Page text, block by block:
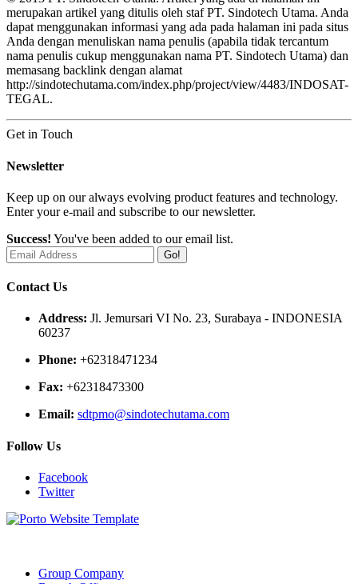
merupakan artikel yang ditulis oleh staf PT. Sindotech Utama. Anda
dapat menggunakan informasi yang ada pada halaman ini pada situs
Anda dengan menuliskan nama penulis (apabila tidak tercantum
nama penulis cukup menggunakan nama PT. Sindotech Utama) dan
memasang backlink dengan alamat
http://sindotechutama.com/index.php/project/view/4483/INDOSAT-
TEGAL.
Get in Touch
Newsletter
Keep up on our always evolving product features and technology.
Enter your e-mail and subscribe to our newsletter.
Success! You've been added to our email list.
Go!
Contact Us
Address: Jl. Jemursari VI No. 23, Surabaya - INDONESIA
60237
Phone: +62318471234
Fax: +62318473300
Email: sdtpmo@sindotechutama.com
Follow Us
Facebook
Twitter
Group Company